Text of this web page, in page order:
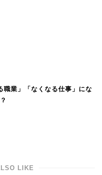
職業」「なくなる仕事」にな
LIKE